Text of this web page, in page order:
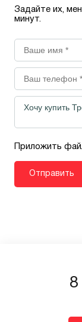
Задайте их,
минут.
Приложить
8